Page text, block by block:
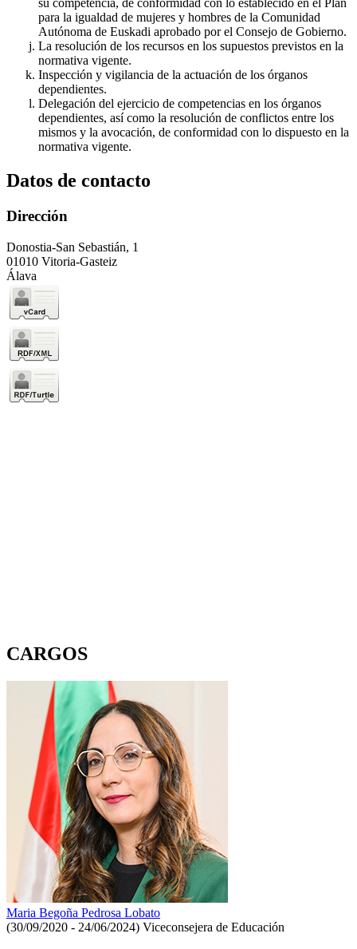
su competencia, de conformidad con lo establecido en el Plan
para la igualdad de mujeres y hombres de la Comunidad
Autónoma de Euskadi aprobado por el Consejo de Gobierno.
La resolución de los recursos en los supuestos previstos en la
normativa vigente.
Inspección y vigilancia de la actuación de los órganos
dependientes.
Delegación del ejercicio de competencias en los órganos
dependientes, así como la resolución de conflictos entre los
mismos y la avocación, de conformidad con lo dispuesto en la
normativa vigente.
Datos de contacto
Dirección
Donostia-San Sebastián, 1
01010 Vitoria-Gasteiz
Álava
CARGOS
Maria Begoña Pedrosa Lobato
(30/09/2020 - 24/06/2024) Viceconsejera de Educación